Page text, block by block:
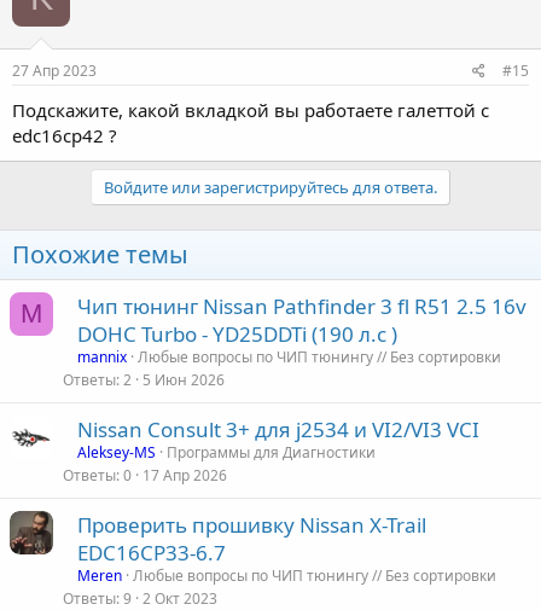
и
и
:
27 Апр 2023 #15
Подскажите, какой вкладкой вы работаете галеттой с
edc16cp42 ?
Войдите или зарегистрируйтесь для ответа.
Похожие темы
M
Чип тюнинг Nissan Pathfinder 3 fl R51 2.5 16v
DOHC Turbo - YD25DDTi (190 л.с )
mannix Любые вопросы по ЧИП тюнингу // Без сортировки
Ответы 2 5 Июн 2026
Nissan Consult 3+ для j2534 и VI2/VI3 VCI
Aleksey-MS
Программы для Диагностики
Ответы 0 17 Апр 2026
Проверить прошивку Nissan X-Trail
EDC16CP33-6.7
Meren Любые вопросы по ЧИП тюнингу // Без сортировки
Ответы 9 2 Окт 2023